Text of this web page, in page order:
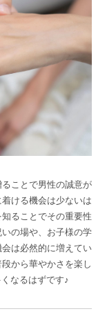
ことで男性の誠意が
ける機会は少ないは
ることでその重要性
の場や、お子様の学
は必然的に増えてい
から華やかさを楽し
なるはずです♪